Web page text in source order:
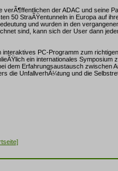
der ADAC und seine
50 StraÃŸentunneln in Europa auf
und wurden in den
sind, kann sich der User dann
PC-Programm zum
ein internationales Symposium
dem Erfahrungsaustausch zwischen
die UnfallverhÃ¼tung und die